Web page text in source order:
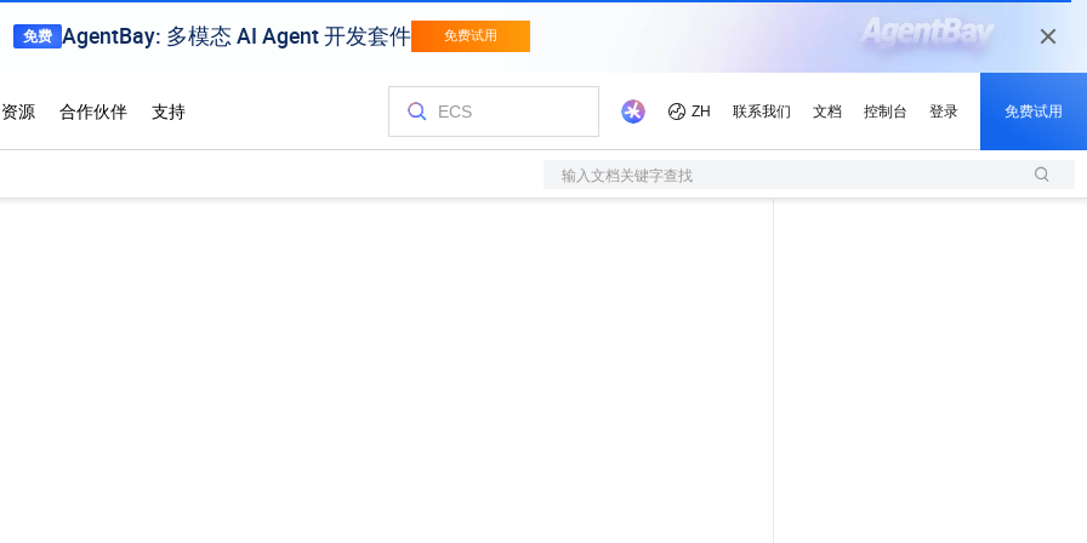
输入文档关键字查找